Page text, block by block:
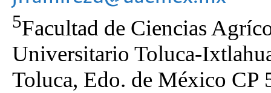
5Facultad de Ciencias
Universitario Toluca-
Toluca, Edo. de México CP